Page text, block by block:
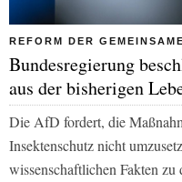
REFORM DER
Bundesregierung
aus der bisherigen
Die AfD fordert, die
Insektenschutz nicht
wissenschaftlichen Fakten zu